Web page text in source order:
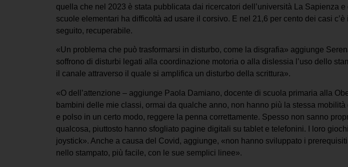
quella che nel 2023 è stata pubblicata dai ricercatori dell’università La Sapienza
scuole elementari ha difficoltà ad usare il corsivo. E nel 21,6 per cento dei casi
seguito, recuperabile.
«Un problema che può trasformarsi in disturbo, come la disgrafia» aggiunge
soffrono di disturbi legati alla coordinazione motoria o alla dislessia l’uso dello
il canale attraverso il quale si amplifica un disturbo della scrittura».
«O dell’attenzione – aggiunge Paola Damiano, docente di scuola primaria alla
bambini delle mie classi, ormai da qualche anno, non hanno più la stessa
e polso in un certo modo, reggere la penna correttamente. Spesso non sanno
qualcosa, piuttosto hanno sfogliato pagine digitali su tablet e telefonini. I loro
joystick». Anche a causa del Covid, aggiunge, «non hanno sviluppato i
nello stampato, più facile, con le sue semplici linee».